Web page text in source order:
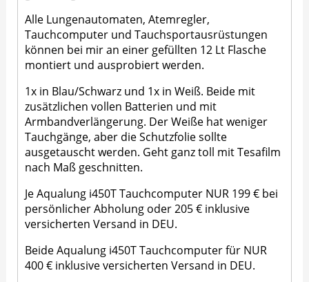
Alle Lungenautomaten, Atemregler,
Tauchcomputer und Tauchsportausrüstungen
können bei mir an einer gefüllten 12 Lt Flasche
montiert und ausprobiert werden.
1x in Blau/Schwarz und 1x in Weiß. Beide mit
zusätzlichen vollen Batterien und mit
Armbandverlängerung. Der Weiße hat weniger
Tauchgänge, aber die Schutzfolie sollte
ausgetauscht werden. Geht ganz toll mit Tesafilm
nach Maß geschnitten.
Je Aqualung i450T Tauchcomputer NUR 199 € bei
persönlicher Abholung oder 205 € inklusive
versicherten Versand in DEU.
Beide Aqualung i450T Tauchcomputer für NUR
400 € inklusive versicherten Versand in DEU.